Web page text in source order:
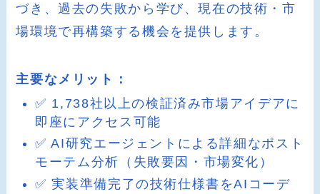
づき、過去の失敗から学び、現在の技術・市
場環境で再構築する機会を提供します。
主要なメリット：
✅ 1,738社以上の検証済み市場アイデアに
即座にアクセス可能
✅ AI研究エージェントによる詳細なポスト
モーテム分析（失敗要因・市場変化）
✅ 実装準備完了の技術仕様書をAIコーデ